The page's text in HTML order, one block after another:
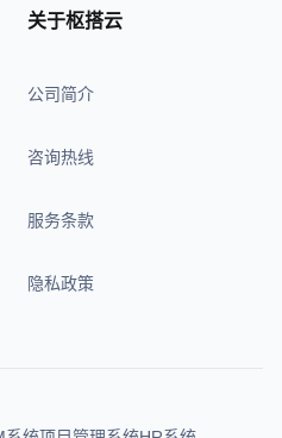
关于枢搭云
公司简介
咨询热线
服务条款
隐私政策